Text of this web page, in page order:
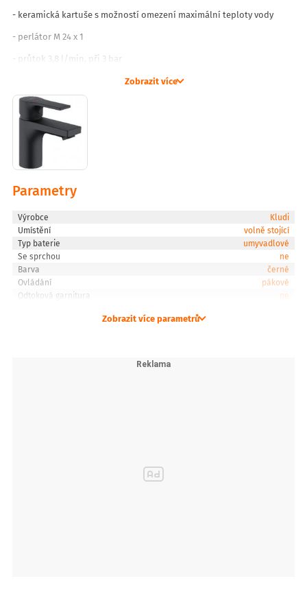
- keramická kartuše s možností omezení maximální teploty vody
- perlátor M 24 x 1
- průtok 3,8 l/min, při 3 bar
- rychlomontážní systém
- flexibilní přípojky G 3/8
- výška výtoku 75 mm
Zobrazit více
Parametry
Výrobce
Kludi
Umístění
volně stojící
Typ baterie
umyvadlové
Se sprchou
ne
Barva
černé
Ovládání
pákové
Odtoková garnitura
ne
Zobrazit více parametrů